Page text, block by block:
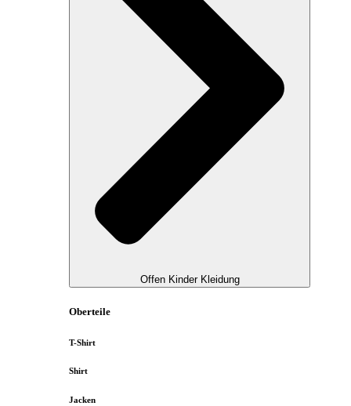
Offen Kinder Kleidung
Oberteile
T-Shirt
Shirt
Jacken